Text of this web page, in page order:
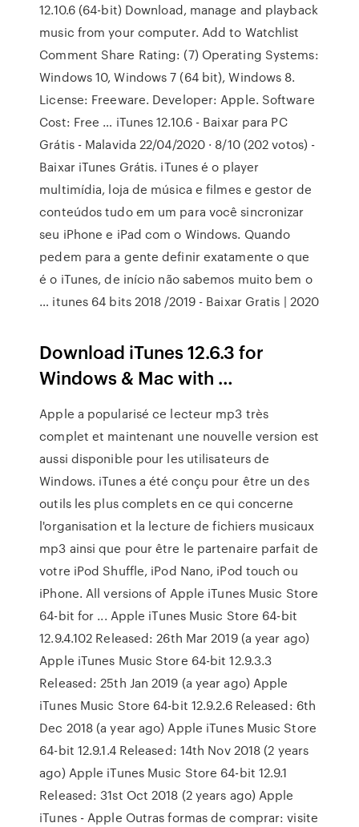
12.10.6 (64-bit) Download, manage and playback
music from your computer. Add to Watchlist
Comment Share Rating: (7) Operating Systems:
Windows 10, Windows 7 (64 bit), Windows 8.
License: Freeware. Developer: Apple. Software
Cost: Free … iTunes 12.10.6 - Baixar para PC
Grátis - Malavida 22/04/2020 · 8/10 (202 votos) -
Baixar iTunes Grátis. iTunes é o player
multimídia, loja de música e filmes e gestor de
conteúdos tudo em um para você sincronizar
seu iPhone e iPad com o Windows. Quando
pedem para a gente definir exatamente o que
é o iTunes, de início não sabemos muito bem o
… itunes 64 bits 2018 /2019 - Baixar Gratis | 2020
Download iTunes 12.6.3 for
Windows & Mac with …
Apple a popularisé ce lecteur mp3 très
complet et maintenant une nouvelle version est
aussi disponible pour les utilisateurs de
Windows. iTunes a été conçu pour être un des
outils les plus complets en ce qui concerne
l'organisation et la lecture de fichiers musicaux
mp3 ainsi que pour être le partenaire parfait de
votre iPod Shuffle, iPod Nano, iPod touch ou
iPhone. All versions of Apple iTunes Music Store
64-bit for ... Apple iTunes Music Store 64-bit
12.9.4.102 Released: 26th Mar 2019 (a year ago)
Apple iTunes Music Store 64-bit 12.9.3.3
Released: 25th Jan 2019 (a year ago) Apple
iTunes Music Store 64-bit 12.9.2.6 Released: 6th
Dec 2018 (a year ago) Apple iTunes Music Store
64-bit 12.9.1.4 Released: 14th Nov 2018 (2 years
ago) Apple iTunes Music Store 64-bit 12.9.1
Released: 31st Oct 2018 (2 years ago) Apple
iTunes - Apple Outras formas de comprar: visite